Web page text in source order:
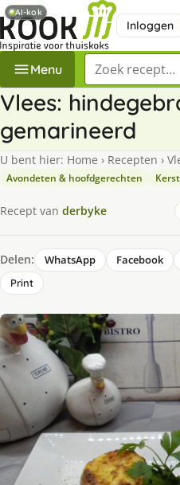
Inloggen
Menu Zoek een recept
Vlees:
gemarineerd
U bent hier: Home › Recepten ›
Avondeten & hoofdgerechten Kerst
Recept van derbyke
Delen: WhatsApp Facebook
Print
AI-kok